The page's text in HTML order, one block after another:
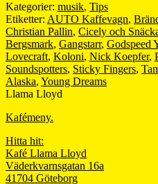
Kategorier: musik, Tips
Etiketter: AUTO Kaffevagn,
Christian Pallin, Cicely och
Bergsmark, Gangstarr, Godspeed
Lovecraft, Koloni, Nick Koepfer,
Soundspotters, Sticky Fingers,
Alaska, Young Dreams
Llama Lloyd
Kafémeny.
Hitta hit:
Kafé Llama Lloyd
Väderkvarnsgatan 16a
41704 Göteborg